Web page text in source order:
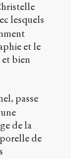
lesquels
et le
bien
passe
de la
de